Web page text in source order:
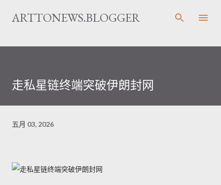
跳至主要内容
ARTTONEWS.BLOGGER
走私星链终端突破伊朗封网
五月 03, 2026